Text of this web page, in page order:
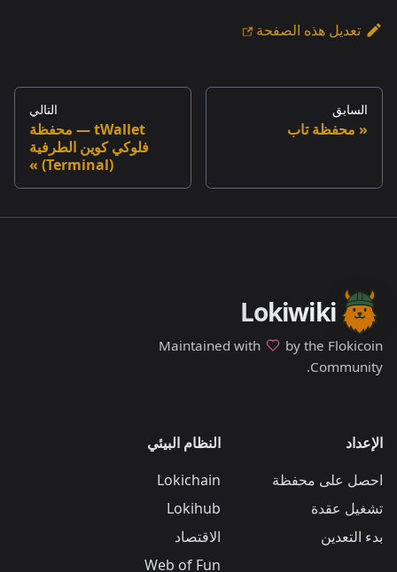
تعديل هذه الصفحة
السابق
محفظة تاب
التالي
tWallet — محفظة
فلوكي كوين الطرفية
(Terminal)
Lokiwiki
Maintained with
by the Flokicoin
Community.
الإعداد
احصل على محفظة
تشغيل عقدة
بدء التعدين
النظام البيئي
Lokichain
Lokihub
الاقتصاد
Web of Fun